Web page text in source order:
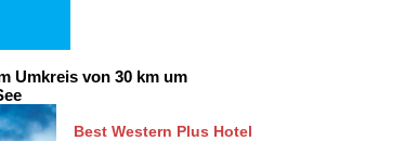
Umkreis von 30 km um
Best Western Plus Hotel